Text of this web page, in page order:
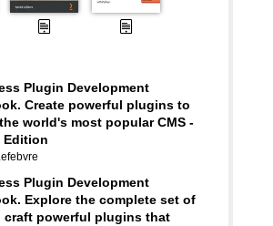
Plugin Development
Create powerful plugins to
world's most popular CMS -
Edition
Plugin Development
Explore the complete set of
craft powerful plugins that